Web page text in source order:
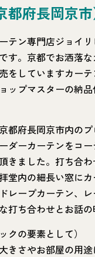
府長岡京市
テン専門店ジョイ
す。京都でお洒落
をしていますカー
ップマスターの納
都府長岡京市内の
ダーカーテンをコ
きました。打ち合
堂内の細長い窓に
レープカーテン、
打ち合わせとお話の
クの要素として）
きさやお部屋の用